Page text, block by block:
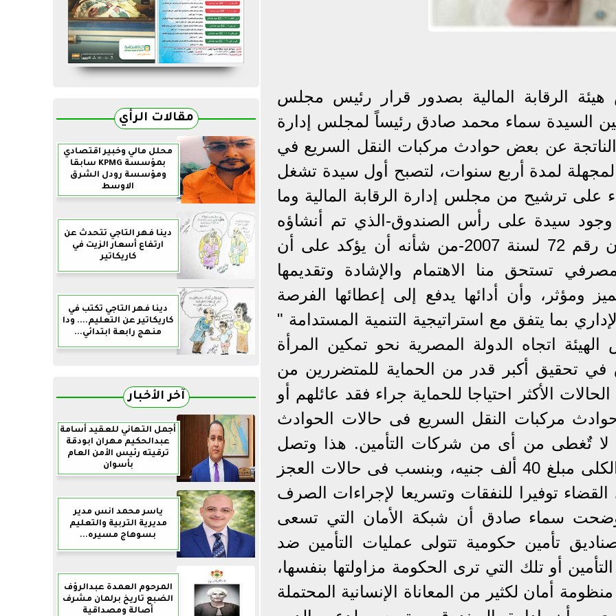
الرقابة المالية بصدور قرار رئيس مجلس
رقم (1968) لسنة 2021 بتعيين السيدة سماء محمد صادق رئيساً لمجلس إدارة
عن بعض حوادث مركبات النقل السريع في
لمدة أربع سنوات، لتصبح أول سيدة تشغل
على ترشيح من مجلس إدارة الرقابة المالية وما
سيدة على رأس الصندوق-الذي تم أنشاؤه
لأول مرة فى مصر بمقتضى القانون رقم 72 لسنة 2007-من شأنه أن يؤكد على أن
تستحق منا الاهتمام والإشادة وتقديمها
ومؤثر، وأن أدائها يدفع إلى إعطائها الفرصة
بما يتفق مع استراتيجية التنمية المستدامة "
رئيس الهيئة اتجاه الدولة المصرية نحو تمكين المرأة
في تحقيق أكبر قدر من الحماية للمتضررين من
الأكثر احتياجا للحماية جراء فقد عائلهم أو
مركبات النقل السريع فى حالات الحوادث
لا تٌغطى من أى من شركات التأمين. هذا وتصل
قيمة التعويض عند الوفاة أو العجز الكلى مبلغ 40 ألف جنيه، وبنسب فى حالات العجز
توفيرا للنفقات وتسريعا لإجراءات الصرف
أوضحت سماء صادق أن شبكة الأمان التي تسعى
تأمين حكومية تتولى عمليات التأمين ضد
أو تلك التي ترى الحكومة مزاولتها بنفسها،
أمان لكثير من المعاناة الإنسانية المحتملة
مقالات الرأي
محلل مالي وخبير اقتصادي
بمؤسسة KPMG سابقا
ومؤسسة رودل الشرق
الاوسط
دينا فهر التاجي تتحدث عن
ارتفاع أسعار الزيت في
كاريكاتير
دينا فهر التاجي تكتب في
كاريكاتير عن التعليم.... ودا
منهج رابعة ابتدائي...
آخر الأخبار
أجمل التهاني للعقيد أسامة
عبدالحكيم مهران ابودقة
ترقيته رئيس الأمن العام
بأسوان
ياسر محمد انس مدير
مديرية التربية والتعليم
بسوهاج مسيره...
المرحوم العمدة عبدالرؤف
الضبع تاريخ برلمان مشرف
أصالة ومصداقية